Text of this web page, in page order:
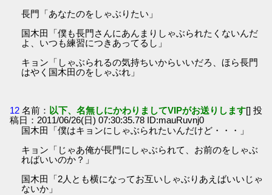
長門「あなたのをしゃぶりたい」
国木田「僕も長門さんにあんまりしゃぶられたくないんだ
よ、いつも練習につきあってるし」
キョン「しゃぶられるの気持ちいからいいだろ、ほら長門
はやく国木田のをしゃぶれ」
12 名前： 以下、名無しにかわりましてVIPがお送りします[] 投
稿日：2011/06/26(日) 07:30:35.78 ID:mauRuvnj0
国木田「僕はキョンにしゃぶられたいんだけど・・・」
キョン「じゃあ俺が長門にしゃぶられて、お前のをしゃぶ
ればいいのか？」
国木田「2人とも横になってお互いしゃぶりあえばいいじゃ
ないか」